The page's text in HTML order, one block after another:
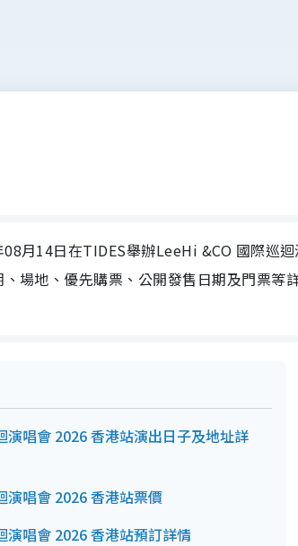
月14日在TIDES舉辦LeeHi &CO 國際巡
場地、優先購票、公開發售日期及門票等
唱會 2026 香港站演出日子及地址詳
唱會 2026 香港站票價
唱會 2026 香港站預訂詳情